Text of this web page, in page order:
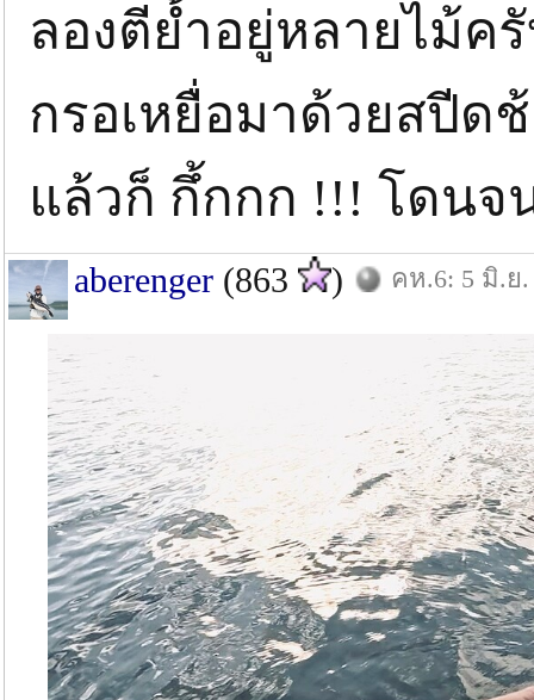
ลองตีย้ำอยู่หลายไม้ค
กรอเหยื่อมาด้วยสปีด
แล้วก็ กึ้กกก !!! โดนจ
aberenger (863 ) คห.6: 5 มิ.ย.